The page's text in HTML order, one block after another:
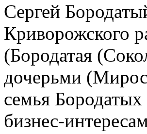
Сергей
Криворожского
(Бородатая
дочерьми
семья
бизнес-